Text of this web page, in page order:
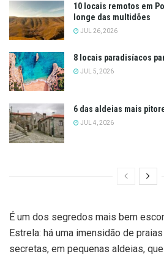
10 locais remotos em
longe das multidões
JUL 26, 2026
8 locais paradisíacos
JUL 5, 2026
6 das aldeias mais
JUL 4, 2026
É um dos segredos mais bem
Estrela: há uma imensidão de
secretas, em pequenas aldeias,